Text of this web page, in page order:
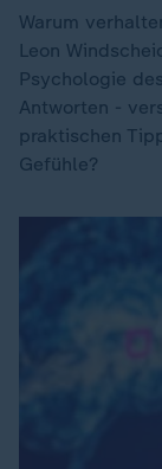
Warum
Leon
Psychologie
Antworten -
praktischen
Gefühle?